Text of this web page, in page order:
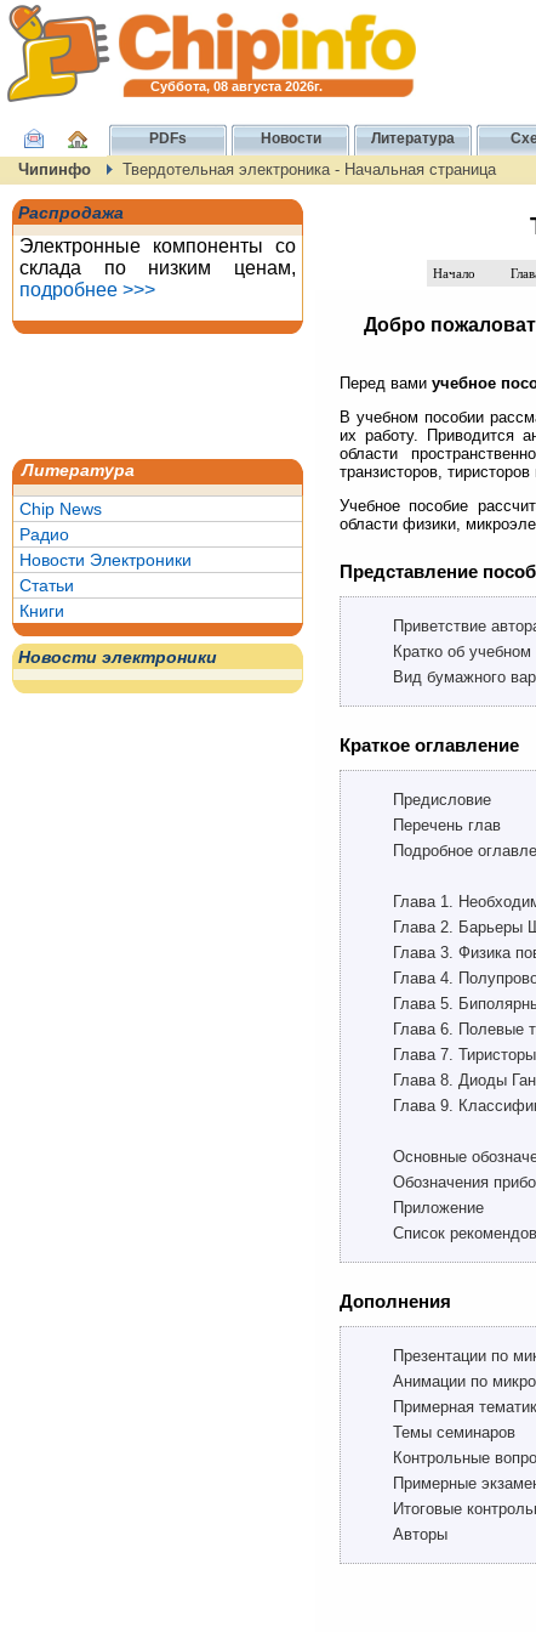
Суббота, 08 августа 2026г.
PDFs Новости Литература
Чипинфо Твердотельная электроника - Начальная страница
Распродажа
Электронные компоненты со
склада по низким ценам,
подробнее >>>
Литература
Chip News
Радио
Новости Электроники
Статьи
Книги
Новости электроники
Начало
Добро
Перед вами учебное
В учебном пособии
их работу. Приводится
области
транзисторов,
Учебное пособие
области физики,
Представление
Приветствие
Кратко об
Вид бумажного
Краткое оглавление
Предисловие
Перечень глав
Подробное
Глава 1.
Глава 2. Барьеры
Глава 3. Физика
Глава 4.
Глава 5.
Глава 6. Полевые
Глава 7. Тиристоры
Глава 8. Диоды
Глава 9.
Основные
Обозначения
Приложение
Список
Дополнения
Презентации по
Анимации по
Примерная
Темы семинаров
Контрольные
Примерные
Итоговые
Авторы